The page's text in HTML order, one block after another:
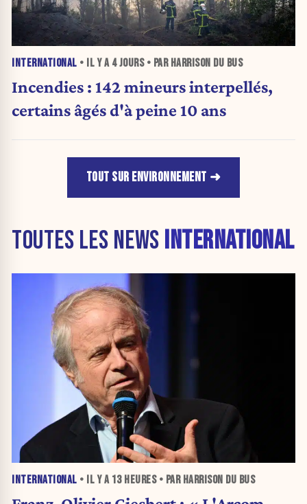
INTERNATIONAL • IL Y A 4 JOURS• PAR HARRISON DU BUS
Incendies : 142 mineurs interpellés,
certains âgés d'à peine 10 ans
TOUT SUR ENVIRONNEMENT
TOUTES LES NEWS INTERNATIONAL
INTERNATIONAL • IL Y A 13 HEURES• PAR HARRISON DU BUS